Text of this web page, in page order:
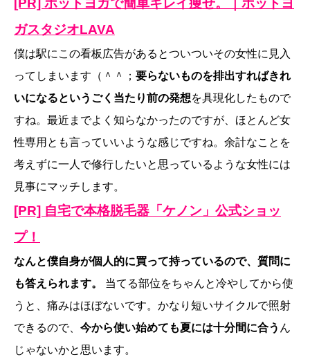
[PR] ホットヨガで簡単キレイ痩せ。｜ホットヨ
ガスタジオLAVA
僕は駅にこの看板広告があるとついついその女性に見入
ってしまいます（＾＾； 要らないものを排出すればきれ
いになるというごく当たり前の発想を具現化したもので
すね。最近までよく知らなかったのですが、ほとんど女
性専用とも言っていいような感じですね。余計なことを
考えずに一人で修行したいと思っているような女性には
見事にマッチします。
[PR] 自宅で本格脱毛器「ケノン」公式ショッ
プ！
なんと僕自身が個人的に買って持っているので、質問に
も答えられます。
当てる部位をちゃんと冷やしてから使
うと、痛みはほぼないです。かなり短いサイクルで照射
できるので、 今から使い始めても夏には十分間に合う ん
じゃないかと思います。